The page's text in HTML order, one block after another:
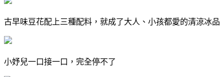
古早味豆花配上三種配料，就成了大人、小孩都愛的清涼冰品
小妤兒一口接一口，完全停不了